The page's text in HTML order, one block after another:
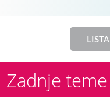
Zadnje